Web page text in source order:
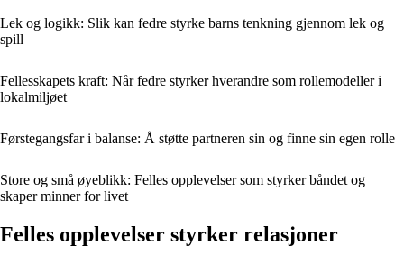
Lek og logikk: Slik kan fedre styrke barns tenkning gjennom lek og
spill
Fellesskapets kraft: Når fedre styrker hverandre som rollemodeller i
lokalmiljøet
Førstegangsfar i balanse: Å støtte partneren sin og finne sin egen rolle
Store og små øyeblikk: Felles opplevelser som styrker båndet og
skaper minner for livet
Felles opplevelser styrker relasjoner